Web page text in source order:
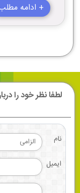
+ ادامه
لطفا نظر خود را
نام
ایمیل